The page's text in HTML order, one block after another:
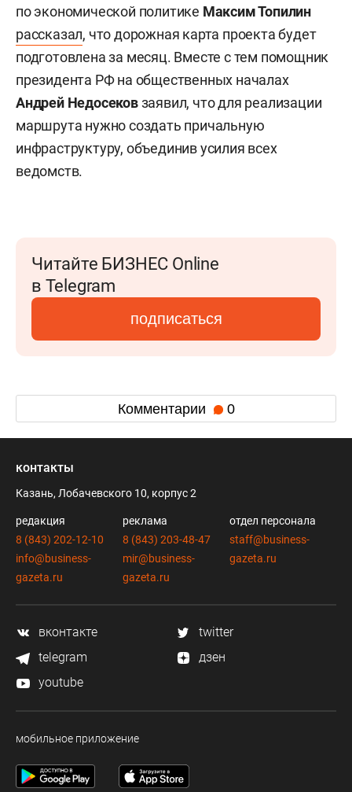
по экономической политике Максим Топилин
рассказал, что дорожная карта проекта будет
подготовлена за месяц. Вместе с тем помощник
президента РФ на общественных началах
Андрей Недосековзаявил, что для реализации
маршрута нужно создать причальную
инфраструктуру, объединив усилия всех
ведомств.
Читайте БИЗНЕС Online
в Telegram
подписаться
Комментарии 0
контакты
Казань, Лобачевского 10, корпус 2
редакция
8 (843) 202-12-10
info@business-
gazeta.ru
реклама
8 (843) 203-48-47
mir@business-
gazeta.ru
отдел персонала
staff@business-
gazeta.ru
вконтакте
twitter
telegram
дзен
youtube
мобильное приложение